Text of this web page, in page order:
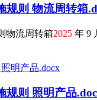
规则 物流周转箱
物流周转箱2025 年 9
规则 照明产品